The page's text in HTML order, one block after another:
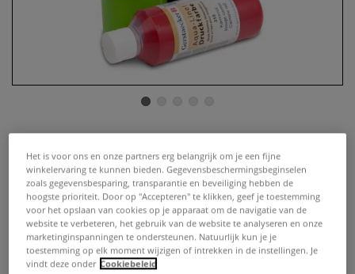
GERSTAECKER | Aqua-linol
blokdrukinkt
2 Beoordeling
Gebruiksklare drukverf op waterbasis voor alle handmatige
hoogdruktechnieken zoals linodruk, houtsnede en
materiaaldruk. Alle 12 tinten zijn onderling te mengen en
Het is voor ons en onze partners erg belangrijk om je een fijne
winkelervaring te kunnen bieden. Gegevensbeschermingsbeginselen
zoals gegevensbesparing, transparantie en beveiliging hebben de
hoogste prioriteit. Door op "Accepteren" te klikken, geef je toestemming
voor het opslaan van cookies op je apparaat om de navigatie van de
website te verbeteren, het gebruik van de website te analyseren en onze
marketinginspanningen te ondersteunen. Natuurlijk kun je je
toestemming op elk moment wijzigen of intrekken in de instellingen. Je
vindt deze onder Cookiebeleid